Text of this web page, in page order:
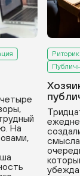
На